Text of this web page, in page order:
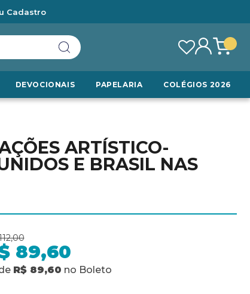
Cadastro
DEVOCIONAIS PAPELARIA COLÉGIOS 2026
ARTÍSTICO-
E BRASIL NAS
89,60
R$ 89,60 no Boleto